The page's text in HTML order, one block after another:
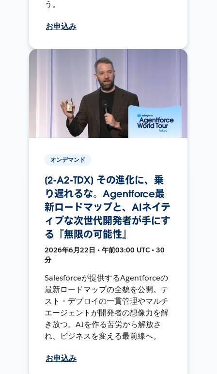
う。
お申込み
オンデマンド
[2-A2-TDX] その進化に、乗
り遅れるな。Agentforce最
新ロードマップと、AIネイテ
ィブな次世代開発者が手にす
る『無限の可能性』
2026年6月22日 • 午前03:00 UTC • 30
分
Salesforceが提供するAgentforceの
最新ロードマップの全貌を公開。テ
スト・デプロイの一貫管理やマルチ
エージェントが開発者の想像力を解
き放つ。AIを作る苦労から解放さ
れ、ビジネスを変える最前線へ。
お申込み